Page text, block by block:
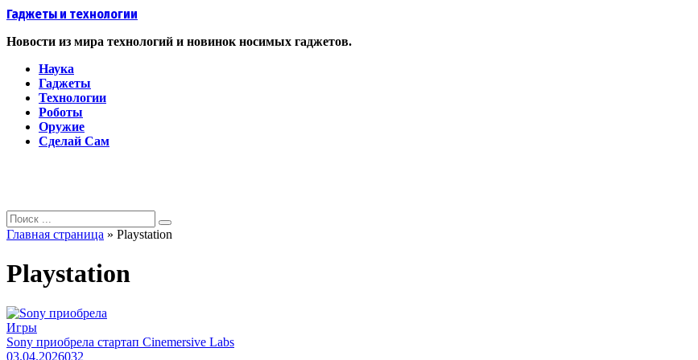
Перейти
контенту
Гаджеты и технологии
Новости из мира технологий и новинок носимых гаджетов.
Наука
Гаджеты
Технологии
Роботы
Оружие
Сделай Сам
Search
for:
Главная страница » Playstation
Playstation
Игры
Sony приобрела стартап Cinemersive Labs
03.04.2026032